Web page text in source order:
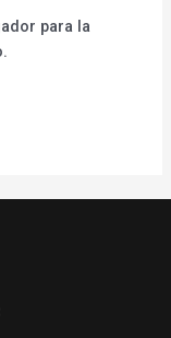
para la